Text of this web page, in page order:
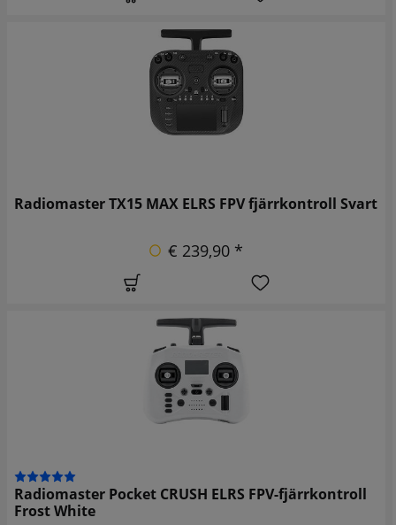
Radiomaster TX15 MAX ELRS FPV fjärrkontroll Svart
€ 239,90 *
Radiomaster Pocket CRUSH ELRS FPV-fjärrkontroll
Frost White